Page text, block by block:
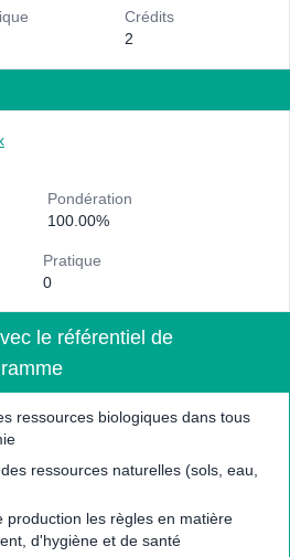
Crédits
2
Pondération
100.00%
Pratique
0
le référentiel de
ressources biologiques dans tous
ressources naturelles (sols, eau,
production les règles en matière
d'hygiène et de santé